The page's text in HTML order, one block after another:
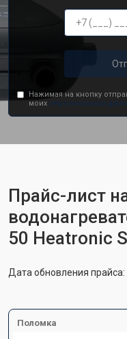
Нажимая на кнопку
моих персональных
Прайс-лист
50 Heatronic
Дата обновления прайса:
Поломка